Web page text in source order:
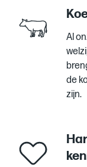
brengen
Al
de
zijn.